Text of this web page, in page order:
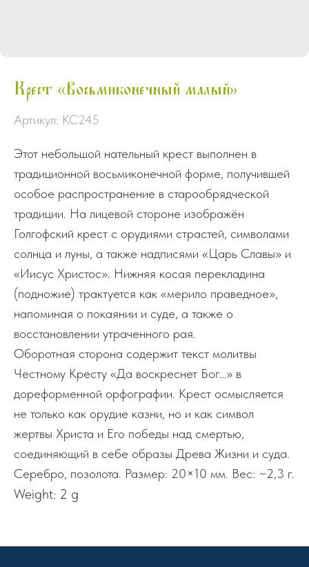
Крест «Восьмиконечный малый»
Артикул: КС245
Этот небольшой нательный крест выполнен в
традиционной восьмиконечной форме, получившей
особое распространение в старообрядческой
традиции. На лицевой стороне изображён
Голгофский крест с орудиями страстей, символами
солнца и луны, а также надписями «Царь Славы» и
«Иисус Христос». Нижняя косая перекладина
(подножие) трактуется как «мерило праведное»,
напоминая о покаянии и суде, а также о
восстановлении утраченного рая.
Оборотная сторона содержит текст молитвы
Честному Кресту «Да воскреснет Бог…» в
дореформенной орфографии. Крест осмысляется
не только как орудие казни, но и как символ
жертвы Христа и Его победы над смертью,
соединяющий в себе образы Древа Жизни и суда.
Серебро, позолота. Размер: 20×10 мм. Вес: ~2,3 г.
Weight: 2 g